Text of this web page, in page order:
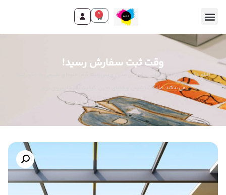
0
وقت ثبت سفارش رسید!
تابلو دکوراتیو زبراهای طلایی با طراحی مدرن و پس‌زمینه گرم، جلوه‌ای طبیعی به دکور شما
می‌بخشد. مناسب نشیمن و فضای مدرن. کیفیت بالا، چاپ روی بوم.